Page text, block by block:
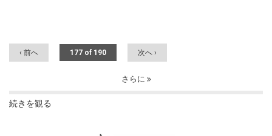
‹ 前へ 177 of 190 次へ ›
さらに
続きを観る